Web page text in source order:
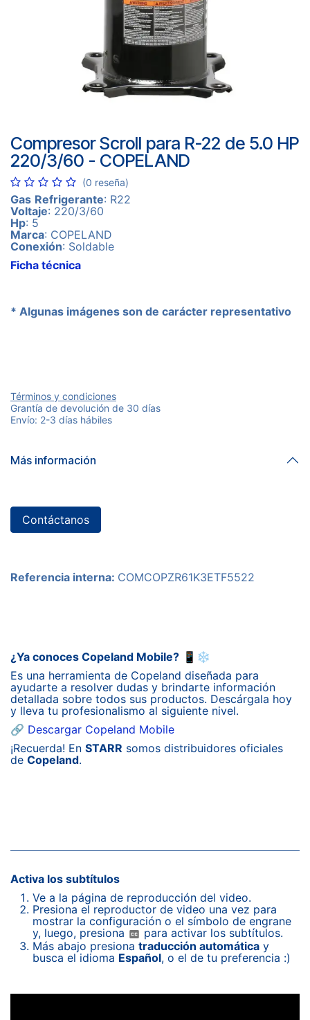
Compresor Scroll para R-22 de 5.0 HP
220/3/60 - COPELAND
(0 reseña)
Gas Refrigerante: R22
Voltaje: 220/3/60
Hp: 5
Marca: COPELAND
Conexión: Soldable
Ficha técnica
* Algunas imágenes son de carácter representativo
Términos y condiciones
Grantía de devolución de 30 días
Envío: 2-3 días hábiles
Más información
Contáctanos
Referencia interna: COMCOPZR61K3ETF5522
¿Ya conoces Copeland Mobile? 📱❄️
Es una herramienta de Copeland diseñada para
ayudarte a resolver dudas y brindarte información
detallada sobre todos sus productos. Descárgala hoy
y lleva tu profesionalismo al siguiente nivel.
🔗 Descargar Copeland Mobile
¡Recuerda! En STARR somos distribuidores oficiales
de Copeland.
Activa los subtítulos
Ve a la página de reproducción del video.
Presiona el reproductor de video una vez para
mostrar la configuración o el símbolo de engrane
y, luego, presiona
para activar los subtítulos.
Más abajo presiona traducción automática y
busca el idioma Español, o el de tu preferencia :)